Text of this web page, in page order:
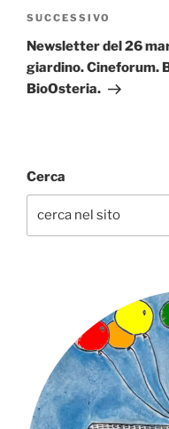
Articolo
successivo
SUCCESSIVO
Newsletter del 26
giardino. Cineforum.
BioOsteria.
Cerca